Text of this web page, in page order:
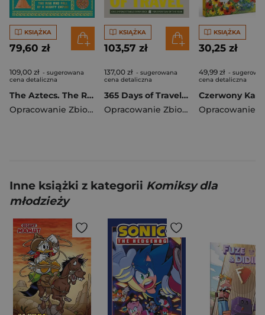
KSIĄŻKA
79,60 zł
109,00 zł - sugerowana
cena detaliczna
The Aztecs. The Rise and Fall of a Mighty Empire
Opracowanie Zbiorowe
KSIĄŻKA
103,57 zł
137,00 zł - sugerowana
cena detaliczna
365 Days of Travel. Lonely Planet
Opracowanie Zbiorowe
KSIĄŻKA
30,25 zł
49,99 zł -
cena detaliczna
Inne książki z kategorii Komiksy dla
młodzieży